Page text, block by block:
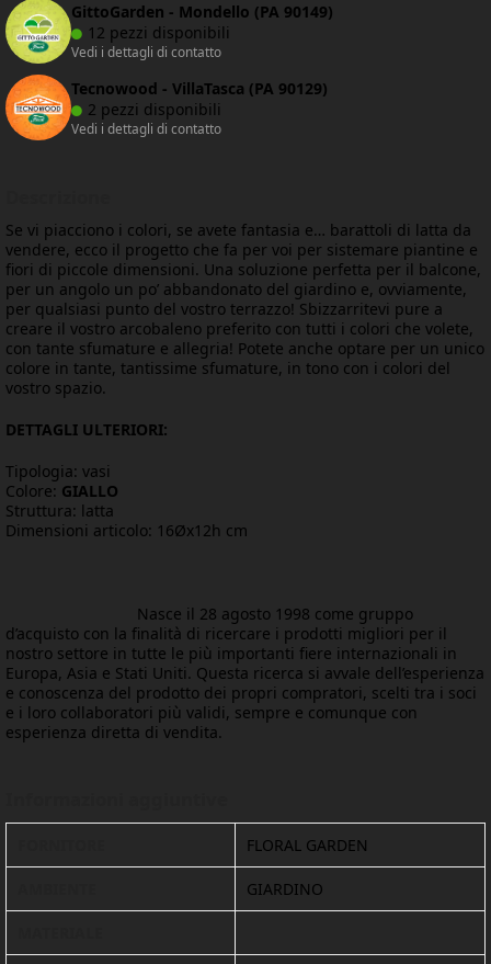
GittoGarden - Mondello (PA 90149)
12 pezzi disponibili
Vedi i dettagli di contatto
Tecnowood - VillaTasca (PA 90129)
2 pezzi disponibili
Vedi i dettagli di contatto
Se vi piacciono i colori, se avete fantasia e… barattoli di latta da
vendere, ecco il progetto che fa per voi per sistemare piantine e
fiori di piccole dimensioni. Una soluzione perfetta per il balcone,
per un angolo un po’ abbandonato del giardino e, ovviamente,
per qualsiasi punto del vostro terrazzo! Sbizzarritevi pure a
creare il vostro arcobaleno preferito con tutti i colori che volete,
con tante sfumature e allegria! Potete anche optare per un unico
colore in tante, tantissime sfumature, in tono con i colori del
vostro spazio.
DETTAGLI ULTERIORI:
Tipologia: vasi
Colore: GIALLO
Struttura: latta
Dimensioni articolo: 16Øx12h cm
Nasce il 28 agosto 1998 come gruppo
d’acquisto con la finalità di ricercare i prodotti migliori per il
nostro settore in tutte le più importanti fiere internazionali in
Europa, Asia e Stati Uniti. Questa ricerca si avvale dell’esperienza
e conoscenza del prodotto dei propri compratori, scelti tra i soci
e i loro collaboratori più validi, sempre e comunque con
esperienza diretta di vendita.
FLORAL GARDEN
GIARDINO